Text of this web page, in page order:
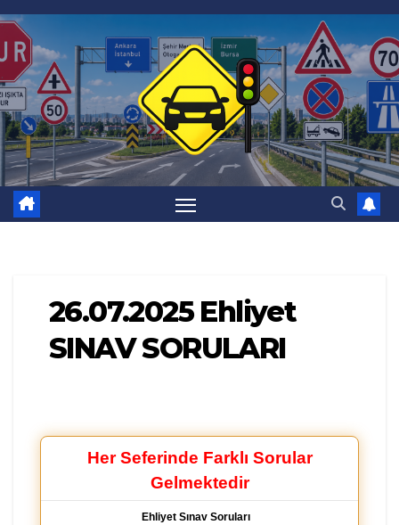
Skip
to
content
26.07.2025 Ehliyet
SINAV SORULARI
Her Seferinde Farklı Sorular
Gelmektedir
Ehliyet Sınav Soruları